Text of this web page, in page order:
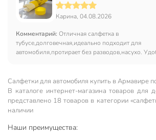
Карина, 04.08.2026
Комментарий: Отличная салфетка в
тубусе,долговечная,идеально подходит для
автомобиля,протирает без разводов,насухо.
Салфетки для автомобиля купить в Армавире
В каталоге интернет-магазина товаров для
представлено 18 товаров в категории
наличии
Наши преимущества: